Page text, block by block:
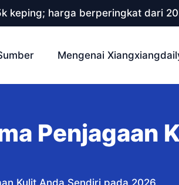
keping; harga berperingkat dari
Mengenai
Penjagaan
Kulit Anda Sendiri pada 2026